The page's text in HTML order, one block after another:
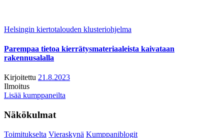
Helsingin kiertotalouden klusteriohjelma
Parempaa tietoa kierrätysmateriaaleista kaivataan
rakennusalalla
Kirjoitettu 21.8.2023
Ilmoitus
Lisää kumppaneilta
Näkökulmat
Toimitukselta Vieraskynä Kumppaniblogit